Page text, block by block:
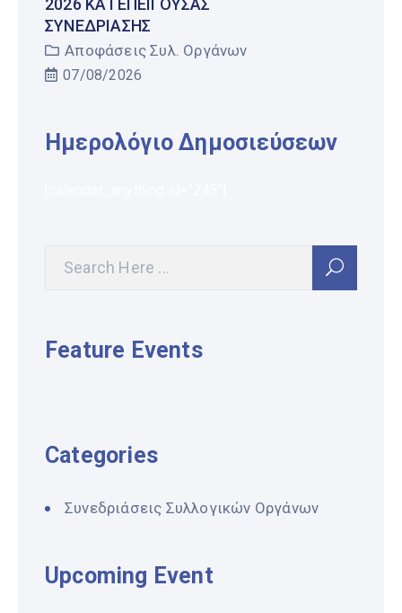
2026 ΚΑΤΕΠΕΊΓΟΥΣΑΣ
ΣΥΝΕΔΡΊΑΣΗΣ
Αποφάσεις Συλ. Οργάνων
07/08/2026
Ημερολόγιο Δημοσιεύσεων
Feature Events
Categories
Συνεδριάσεις Συλλογικών Οργάνων
Upcoming Event